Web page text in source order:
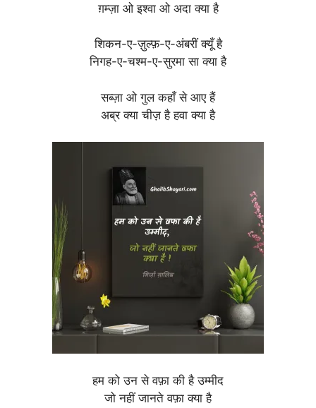
ग़म्ज़ा ओ इश्वा ओ अदा क्या है
शिकन-ए-ज़ुल्फ़-ए-अंबरीं क्यूँ है
निगह-ए-चश्म-ए-सुरमा सा क्या है
सब्ज़ा ओ गुल कहाँ से आए हैं
अब्र क्या चीज़ है हवा क्या है
हम को उन से वफ़ा की है उम्मीद
जो नहीं जानते वफ़ा क्या है